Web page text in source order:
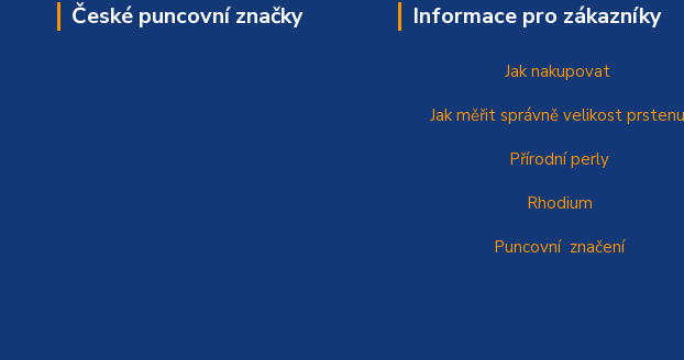
České puncovní značky Informace pro zákazníky
Jak nakupovat
Jak měřit správněvelikost prstenu
Přírodní perly
Rhodium
Puncovní značení